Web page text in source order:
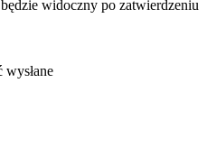
widoczny po zatwierdzeniu
wysłane